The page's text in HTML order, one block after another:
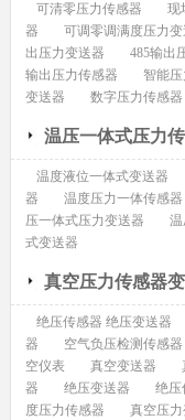
可清零压力传感器
现
器
可调零调满度压力变
出压力变送器
485输出
输出压力传感器
智能
变送器
数字压力传感器
温压一体式压力
温度液位一体式变送器
器
温度压力一体传感器
压一体式压力变送器
温
式变送器
真空压力传感器
绝压传感器 绝压变送器
器
空气负压检测传感器
空仪表
真空变送器
器
绝压变送器 绝压
度压力传感器
真空压